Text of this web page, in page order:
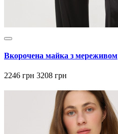
Вкорочена майка з мереживом
2246 грн 3208 грн